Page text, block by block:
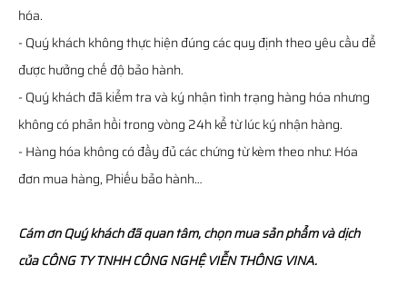
hóa.
- Quý khách không thực hiện đúng các quy định theo yêu cầu để
được hưởng chế độ bảo hành.
- Quý khách đã kiểm tra và ký nhận tình trạng hàng hóa nhưng
không có phản hồi trong vòng 24h kể từ lúc ký nhận hàng.
- Hàng hóa không có đầy đủ các chứng từ kèm theo như: Hóa
đơn mua hàng, Phiếu bảo hành…
Cám ơn Quý khách đã quan tâm, chọn mua sản phẩm và dịch
của CÔNG TY TNHH CÔNG NGHỆ VIỄN THÔNG VINA.